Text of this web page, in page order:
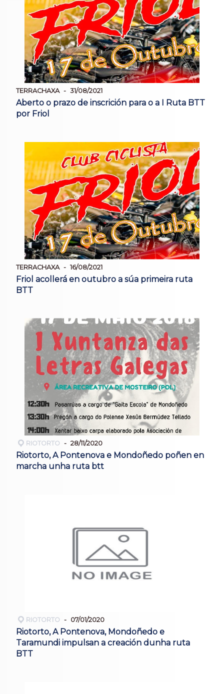
TERRACHAXA 31/08/2021
Aberto o prazo de inscrición para o a I Ruta BTT
por Friol
TERRACHAXA 16/08/2021
Friol acollerá en outubro a súa primeira ruta
BTT
RIOTORTO 28/11/2020
Riotorto, A Pontenova e Mondoñedo poñen en
marcha unha ruta btt
RIOTORTO 07/01/2020
Riotorto, A Pontenova, Mondoñedo e
Taramundi impulsan a creación dunha ruta
BTT